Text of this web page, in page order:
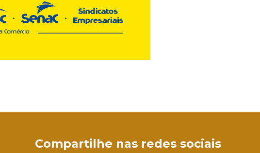
Compartilhe nas redes sociais